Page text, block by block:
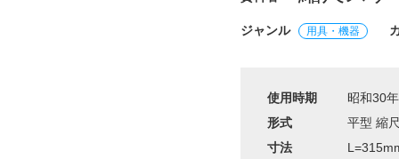
ジャンル 用具・機器
使用時期
昭和30
形式
平型 縮
寸法